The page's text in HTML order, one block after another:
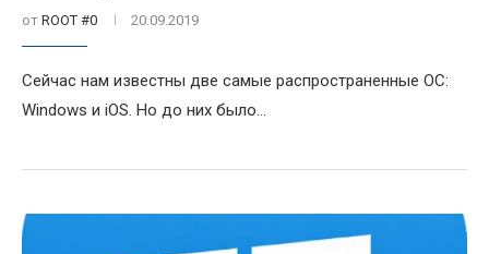
от ROOT #0 20.09.2019
Сейчас нам известны две самые распространенные ОС:
Windows и iOS. Но до них было...